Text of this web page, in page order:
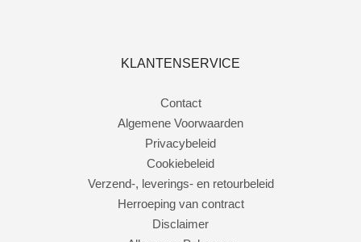
KLANTENSERVICE
Contact
Algemene Voorwaarden
Privacybeleid
Cookiebeleid
Verzend-, leverings- en retourbeleid
Herroeping van contract
Disclaimer